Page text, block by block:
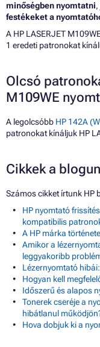
minőségben nyomtatni
festékeket a
A HP LASERJET
1 eredeti patronokat
Olcsó
M109WE
A legolcsóbb HP 142A
patronokat kínáljuk HP
Cikkek a
Számos cikket írtunk HP
HP nyomtató
kompatibilis
A HP márka
Amikor a
leggyakoribb
Lézernyomtató
Hogyan kell
Időszerű és alapos
Tonerek cseréje a
hibátlanul
Hova dobjuk ki a